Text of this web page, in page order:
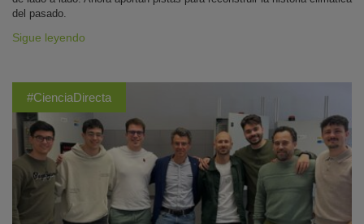
del pasado.
Sigue leyendo
#CienciaDirecta